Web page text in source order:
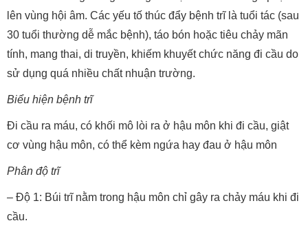
lên vùng hội âm. Các yếu tố thúc đẩy bệnh trĩ là tuổi tác (sau
30 tuổi thường dễ mắc bệnh), táo bón hoặc tiêu chảy mãn
tính, mang thai, di truyền, khiếm khuyết chức năng đi cầu do
sử dụng quá nhiều chất nhuận trường.
Biểu hiện bệnh trĩ
Đi cầu ra máu, có khối mô lòi ra ở hậu môn khi đi cầu, giật
cơ vùng hậu môn, có thể kèm ngứa hay đau ở hậu môn
Phân độ trĩ
– Độ 1: Búi trĩ nằm trong hậu môn chỉ gây ra chảy máu khi đi
cầu.